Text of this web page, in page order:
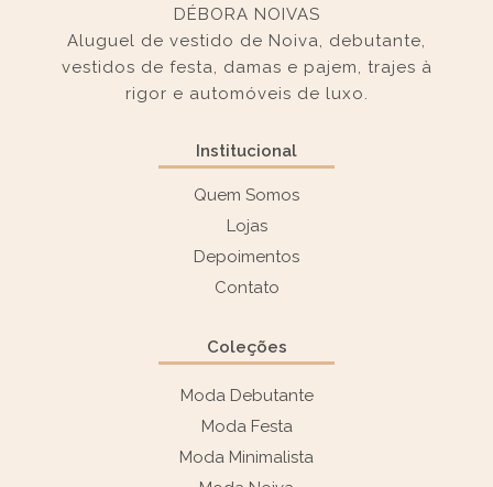
DÉBORA NOIVAS
Aluguel de vestido de Noiva, debutante,
vestidos de festa, damas e pajem, trajes à
rigor e automóveis de luxo.
Institucional
Quem Somos
Lojas
Depoimentos
Contato
Coleções
Moda Debutante
Moda Festa
Moda Minimalista